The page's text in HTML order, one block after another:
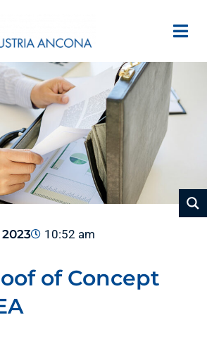
10:52 am
of Concept